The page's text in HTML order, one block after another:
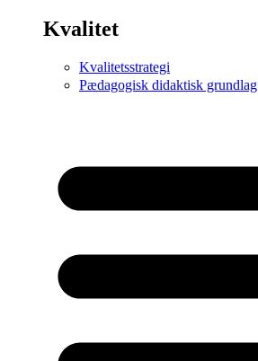
Kvalitet
Kvalitetsstrategi
Pædagogisk didaktisk grundlag